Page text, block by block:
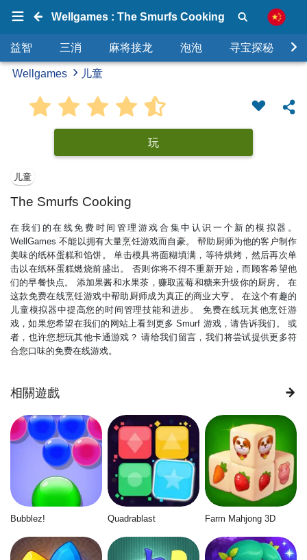
Wellgames : The Smurfs Cooking
益智 三消 麻将接龙 泡泡 寻宝探秘
Wellgames 儿童
玩
儿童
The Smurfs Cooking
在我们的在线免费时间管理游戏合集中认识一个新的模拟器。
WellGames 不能以拥有大量烹饪游戏而自豪。 帮助厨师为他的客户制作
美味的纸杯蛋糕和馅饼。 单击模具将面糊填满，等待烘烤，然后再次单
击以在纸杯蛋糕燃烧前盛出。 否则你将不得不重新开始，而顾客希望他
们的早餐快点。 添加果酱和水果茶，赚取蓝莓和糖来升级你的厨房。 在
这款免费在线烹饪游戏中帮助厨师成为真正的商业大亨。 在这个有趣的
儿童模拟器中提高您的时间管理技能和进步。 免费在线玩其他烹饪游
戏，如果您希望在我们的网站上看到更多 Smurf 游戏，请告诉我们。 或
者，也许您想玩其他卡通游戏？ 请给我们留言，我们将尝试提供更多符
合您口味的免费在线游戏。
相關遊戲
Bubblez! Quadrablast Farm Mahjong 3D